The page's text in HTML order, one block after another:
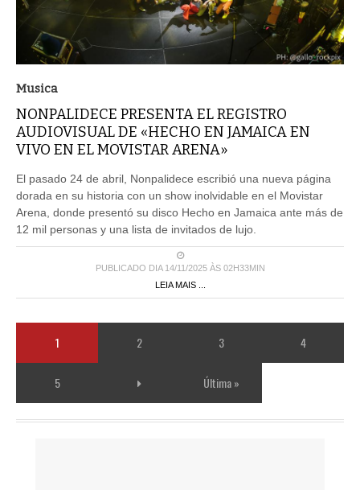
Musica
NONPALIDECE PRESENTA EL REGISTRO
AUDIOVISUAL DE «HECHO EN JAMAICA EN
VIVO EN EL MOVISTAR ARENA»
El pasado 24 de abril, Nonpalidece escribió una nueva página
dorada en su historia con un show inolvidable en el Movistar
Arena, donde presentó su disco Hecho en Jamaica ante más de
12 mil personas y una lista de invitados de lujo.
PUBLICADO DIA 14/11/2025 ÀS 02H33MIN
LEIA MAIS ...
1 2 3 4
5 Última »